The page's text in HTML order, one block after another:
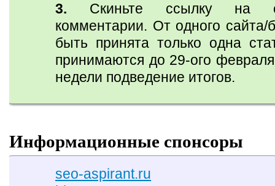
3. Скиньте ссылку на
комментарии. От одного сайта/
быть принята только одна
принимаются до 29-ого
недели подведение итогов.
Информационные спонсоры
seo-aspirant.ru